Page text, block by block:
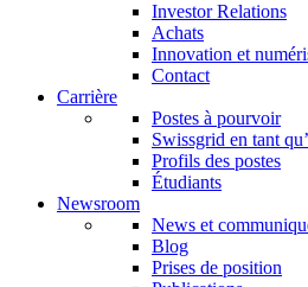
Investor Relations
Achats
Innovation et
Contact
Carrière
Postes à pourvoir
Swissgrid en tant
Profils des postes
Étudiants
Newsroom
News et
Blog
Prises de position